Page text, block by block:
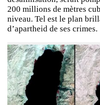
200 millions de mètres
niveau. Tel est le plan
d’apartheid de ses crimes.